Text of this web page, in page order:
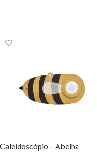
Caleidoscópio – Abelha